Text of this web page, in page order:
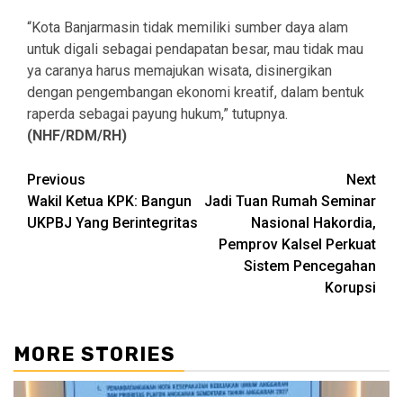
“Kota Banjarmasin tidak memiliki sumber daya alam
untuk digali sebagai pendapatan besar, mau tidak mau
ya caranya harus memajukan wisata, disinergikan
dengan pengembangan ekonomi kreatif, dalam bentuk
raperda sebagai payung hukum,” tutupnya.
(NHF/RDM/RH)
Continue
Reading
Previous
Wakil Ketua KPK: Bangun
UKPBJ Yang Berintegritas
Next
Jadi Tuan Rumah Seminar
Nasional Hakordia,
Pemprov Kalsel Perkuat
Sistem Pencegahan
Korupsi
MORE STORIES